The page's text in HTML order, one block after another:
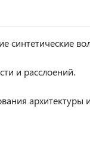
синтетические
и расслоений.
архитектуры